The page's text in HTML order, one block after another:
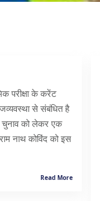
परीक्षा के करेंट
से संबंधित है
चुनाव को लेकर एक
नाथ कोविंद को इस
Read More